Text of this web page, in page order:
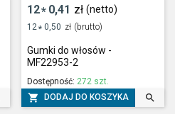
12* 0,41 zł (netto)
12 * 0,50 zł (brutto)
Gumki do włosów -
MF22953-2
Dostępność: 272 szt.
 DODAJ DO KOSZYKA 